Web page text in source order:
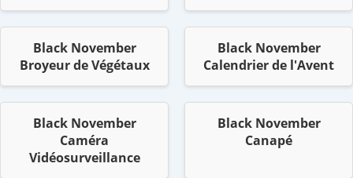
Black November
Broyeur de Végétaux
Black November
Calendrier de l'Avent
Black November
Caméra
Vidéosurveillance
Black November
Canapé